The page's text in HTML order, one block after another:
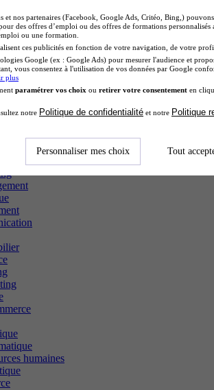
en alternance
en alternance
par filière les plus
humaines
et nos partenaires (Facebook, Google Ads, Critéo, Bing,)
des offres d’emploi ou des offres de formations
ou une formation.
ces publicités en fonction de votre navigation, de votre
Google (ex : Google Ads) pour mesurer l'audience et
vous consentez à l'utilisation de vos données par Google
plus
paramétrer vos choix ou retirer votre consentement en
notre Politique de confidentialité et notre Politique
Personnaliser mes choix Tout